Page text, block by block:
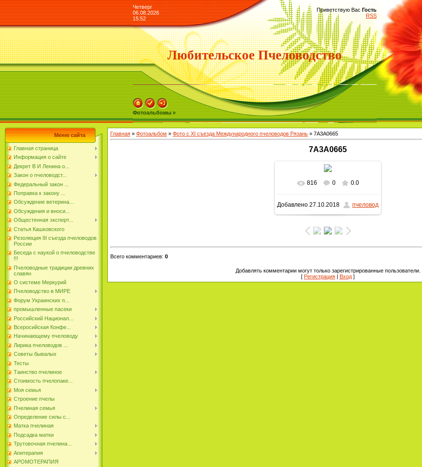
Четверг
06.08.2026
15:52
Приветствую Вас Гость
RSS
Любительское Пчеловодство
Фотоальбомы »
Меню сайта
Главная страница
Информация о сайте
Декрет В И Ленина о...
Закон о пчеловодст...
Федеральный закон ...
Поправка к закону ...
Обсуждение ветерина...
Обсуждения и вноси...
Общестенная эксперт...
Статья Кашковского
Резолюция III съезда пчеловодов
России
Беседа с наукой о пчеловодстве
!!!
Пчеловодные традиции древних
славян
О системе Меркурий
Пчеловодство в МИРЕ
Форум Украинских п...
промышленные пасеки
Российский Национал...
Всеросийская Конфе...
Начинающему пчеловоду
Лирика пчеловодов ...
Советы бывалых
Тесты
Таинство пчелиное
Стоимость пчелопаке...
Моя семья
Строение пчелы
Пчелиная семья
Определение силы с...
Матка пчелиная
Подсадка матки
Трутовочная пчелина...
Апитерапия
АРОМОТЕРАПИЯ
Главная » Фотоальбом » Фото с XI съезда Международного пчеловодов Рязань » 7A3A0665
7A3A0665
816 0 0.0
Добавлено 27.10.2018 пчеловод
Всего комментариев: 0
Добавлять комментарии могут только зарегистрированные пользователи.
[ Регистрация Вход]